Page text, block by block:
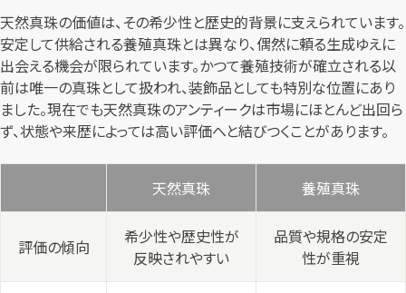
天然真珠の価値は、その希少性と歴史的背景に支えられています。
安定して供給される養殖真珠とは異なり、偶然に頼る生成ゆえに
出会える機会が限られています。かつて養殖技術が確立される以
前は唯一の真珠として扱われ、装飾品としても特別な位置にあり
ました。現在でも天然真珠のアンティークは市場にほとんど出回ら
ず、状態や来歴によっては高い評価へと結びつくことがあります。
天然真珠 養殖真珠
評価の傾向
希少性や歴史性が
反映されやすい
品質や規格の安定
性が重視